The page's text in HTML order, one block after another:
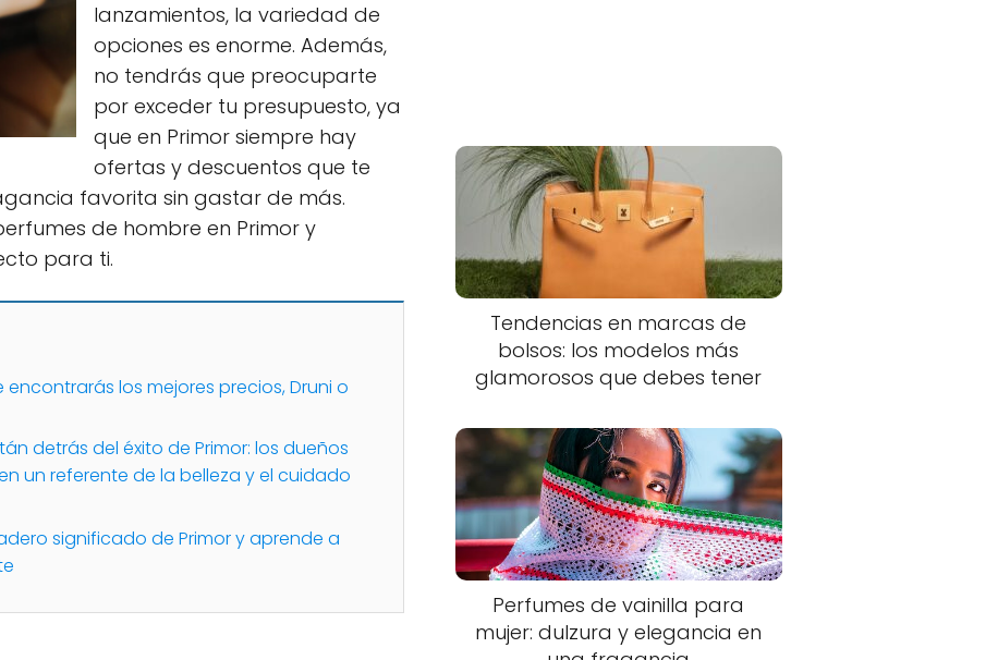
lanzamientos, la variedad de
opciones es enorme. Además,
no tendrás que preocuparte
por exceder tu presupuesto, ya
que en Primor siempre hay
ofertas y descuentos que te
favorita sin gastar de más.
de hombre en Primor y
para ti.
los mejores precios, Druni o
detrás del éxito de Primor: los dueños
un referente de la belleza y el cuidado
significado de Primor y aprende a
Tendencias en marcas de
bolsos: los modelos más
glamorosos que debes tener
Perfumes de vainilla para
mujer: dulzura y elegancia en